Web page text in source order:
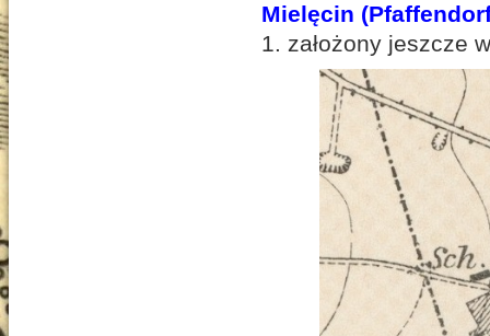
Mielęcin
1. założony jeszcze